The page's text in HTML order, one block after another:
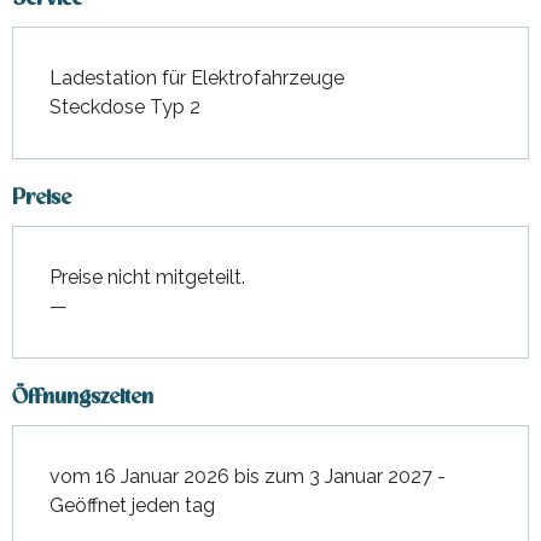
Ladestation für Elektrofahrzeuge
Steckdose Typ 2
Preise
Preise nicht mitgeteilt.
—
Öffnungszeiten
vom 16 Januar 2026 bis zum 3 Januar 2027 -
Geöffnet jeden tag